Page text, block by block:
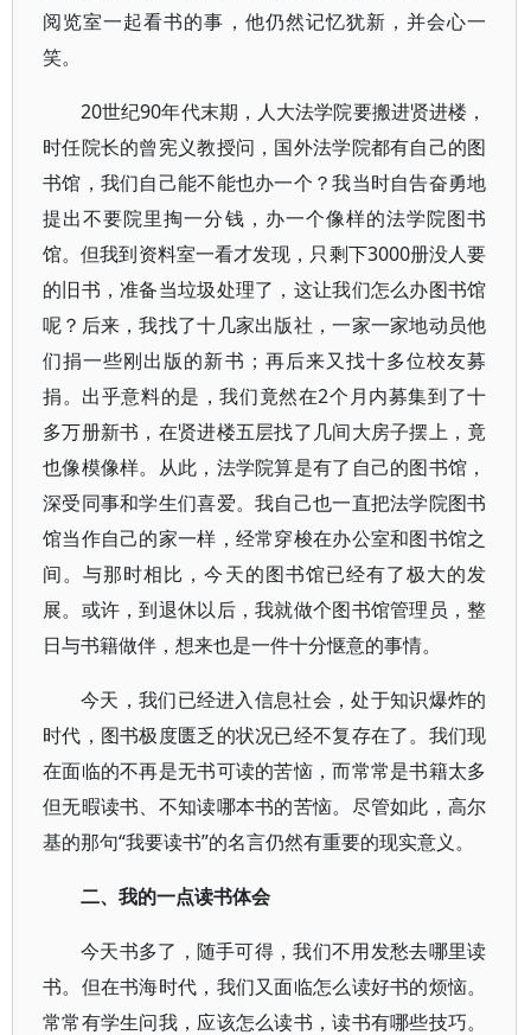
阅览室一起看书的事，他仍然记忆犹新，并会心一
笑。
20世纪90年代末期，人大法学院要搬进贤进楼，
时任院长的曾宪义教授问，国外法学院都有自己的图
书馆，我们自己能不能也办一个？我当时自告奋勇地
提出不要院里掏一分钱，办一个像样的法学院图书
馆。但我到资料室一看才发现，只剩下3000册没人要
的旧书，准备当垃圾处理了，这让我们怎么办图书馆
呢？后来，我找了十几家出版社，一家一家地动员他
们捐一些刚出版的新书；再后来又找十多位校友募
捐。出乎意料的是，我们竟然在2个月内募集到了十
多万册新书，在贤进楼五层找了几间大房子摆上，竟
也像模像样。从此，法学院算是有了自己的图书馆，
深受同事和学生们喜爱。我自己也一直把法学院图书
馆当作自己的家一样，经常穿梭在办公室和图书馆之
间。与那时相比，今天的图书馆已经有了极大的发
展。或许，到退休以后，我就做个图书馆管理员，整
日与书籍做伴，想来也是一件十分惬意的事情。
今天，我们已经进入信息社会，处于知识爆炸的
时代，图书极度匮乏的状况已经不复存在了。我们现
在面临的不再是无书可读的苦恼，而常常是书籍太多
但无暇读书、不知读哪本书的苦恼。尽管如此，高尔
基的那句“我要读书”的名言仍然有重要的现实意义。
二、我的一点读书体会
今天书多了，随手可得，我们不用发愁去哪里读
书。但在书海时代，我们又面临怎么读好书的烦恼。
常常有学生问我，应该怎么读书，读书有哪些技巧。